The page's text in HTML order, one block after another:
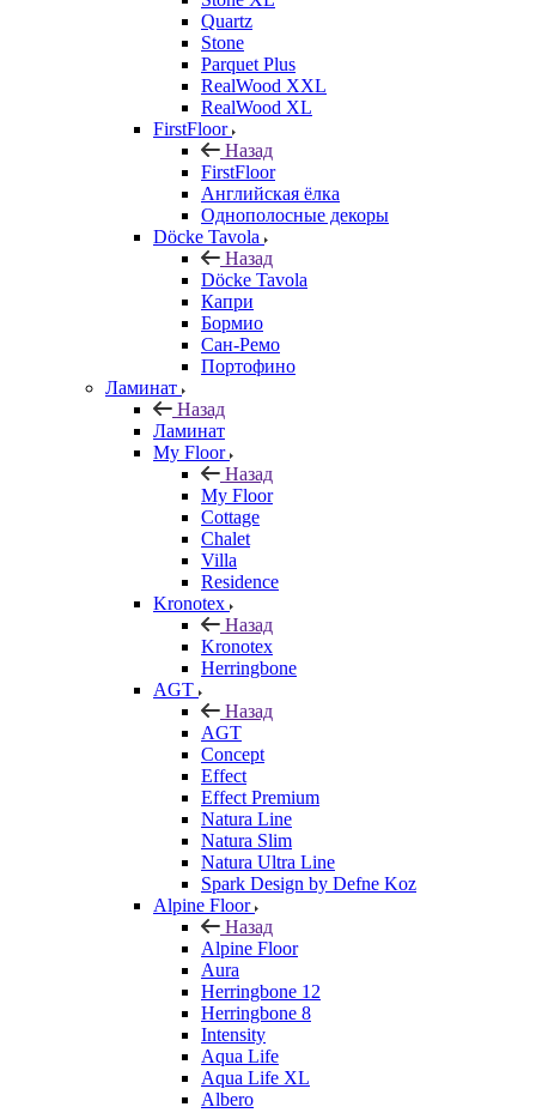
Quartz
Stone
Parquet Plus
RealWood XXL
RealWood XL
FirstFloor
Назад
FirstFloor
Английская ёлка
Однополосные декоры
Döcke Tavola
Назад
Döcke Tavola
Капри
Бормио
Сан-Ремо
Портофино
Ламинат
Назад
Ламинат
My Floor
Назад
My Floor
Cottage
Chalet
Villa
Residence
Kronotex
Назад
Kronotex
Herringbone
AGT
Назад
AGT
Concept
Effect
Effect Premium
Natura Line
Natura Slim
Natura Ultra Line
Spark Design by Defne Koz
Alpine Floor
Назад
Alpine Floor
Aura
Herringbone 12
Herringbone 8
Intensity
Aqua Life
Aqua Life XL
Albero